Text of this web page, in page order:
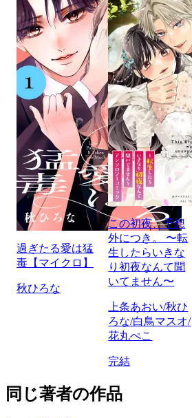
過ぎたる愛は猛
毒【マイクロ】
秋ひろな
この初夜、予想
外につき。 〜転
生したらいきな
り初夜なんて聞
いてません〜
上条あおい/秋ひ
ろな/白鳥マスオ/
花丸ぺこ
完結
同じ著者の作品